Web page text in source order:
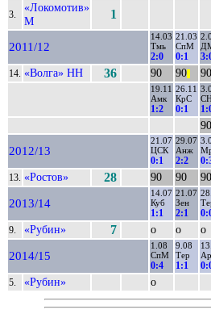
3.
«Локомотив»
М
1
2011/12
14.03
Тмь
2:0
21.03
СпМ
0:1
14. «Волга» НН 36 90 90 90
19.11
Амк
1:2
26.11
КрС
0:1
90
2012/13
21.07
ЦСК
0:1
29.07
Анж
2:2
13. «Ростов» 28 90 90 90
2013/14
14.07
Куб
1:1
21.07
Зен
2:1
9. «Рубин» 7 о о о
2014/15
1.08
СпМ
0:4
9.08
Тер
1:1
5. «Рубин» о